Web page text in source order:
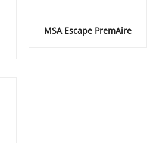
MSA Escape PremAire